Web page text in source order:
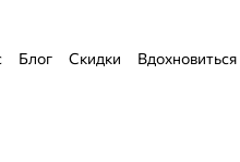
Блог Скидки Вдохновиться